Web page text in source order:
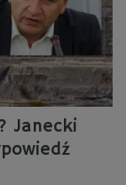
Janecki